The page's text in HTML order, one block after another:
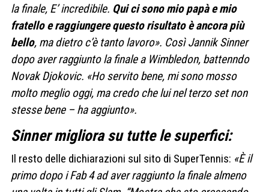
la finale, E’ incredibile. Qui ci sono mio papà e mio
fratello e raggiungere questo risultato è ancora più
bello, ma dietro c’è tanto lavoro». Così Jannik Sinner
dopo aver raggiunto la finale a Wimbledon, battenndo
Novak Djokovic. «Ho servito bene, mi sono mosso
molto meglio oggi, ma credo che lui nel terzo set non
stesse bene – ha aggiunto».
Sinner migliora su tutte le superfici:
Il resto delle dichiarazioni sul sito di SuperTennis: «È il
primo dopo i Fab 4 ad aver raggiunto la finale almeno